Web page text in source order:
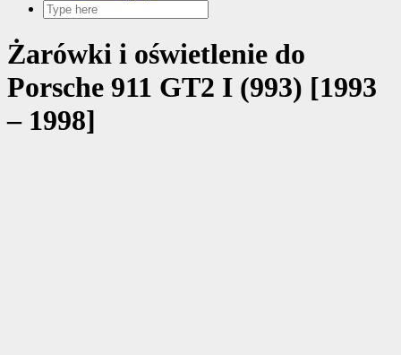
Żarówki i oświetlenie do
Porsche 911 GT2 I (993) [1993
– 1998]